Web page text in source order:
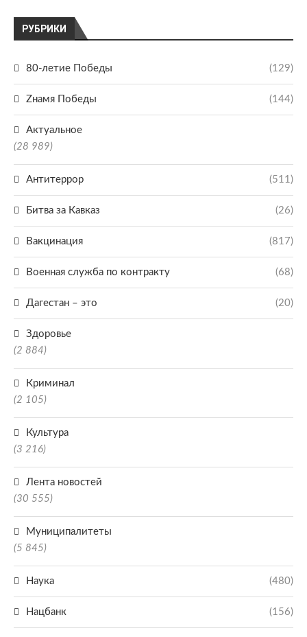
РУБРИКИ
80-летие Победы (129)
Zнамя Победы (144)
Актуальное
(28 989)
Антитеррор (511)
Битва за Кавказ (26)
Вакцинация (817)
Военная служба по контракту (68)
Дагестан – это (20)
Здоровье
(2 884)
Криминал
(2 105)
Культура
(3 216)
Лента новостей
(30 555)
Муниципалитеты
(5 845)
Наука (480)
Нацбанк (156)